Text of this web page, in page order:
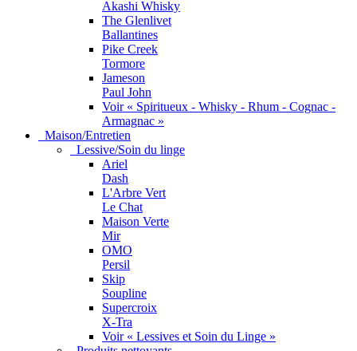
Akashi Whisky
The Glenlivet
Ballantines
Pike Creek
Tormore
Jameson
Paul John
Voir « Spiritueux - Whisky - Rhum - Cognac -
Armagnac »
Maison/Entretien
Lessive/Soin du linge
Ariel
Dash
L'Arbre Vert
Le Chat
Maison Verte
Mir
OMO
Persil
Skip
Soupline
Supercroix
X-Tra
Voir « Lessives et Soin du Linge »